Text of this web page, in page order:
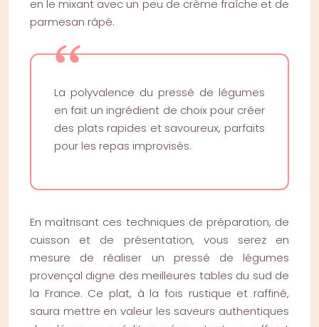
en le mixant avec un peu de crème fraîche et de
parmesan râpé.
La polyvalence du pressé de légumes
en fait un ingrédient de choix pour créer
des plats rapides et savoureux, parfaits
pour les repas improvisés.
En maîtrisant ces techniques de préparation, de
cuisson et de présentation, vous serez en
mesure de réaliser un pressé de légumes
provençal digne des meilleures tables du sud de
la France. Ce plat, à la fois rustique et raffiné,
saura mettre en valeur les saveurs authentiques